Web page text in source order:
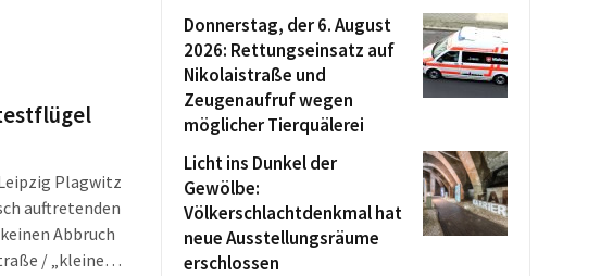
Plagwitz
auftretenden
Abbruch
/ „kleine
Donnerstag, der 6. August
2026: Rettungseinsatz auf
Nikolaistraße und
Zeugenaufruf wegen
möglicher Tierquälerei
Licht ins Dunkel der
Gewölbe:
Völkerschlachtdenkmal hat
neue Ausstellungsräume
erschlossen